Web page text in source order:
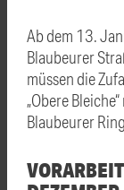
Ab dem 13.
Blaubeurer
müssen die
„Obere
Blaubeurer